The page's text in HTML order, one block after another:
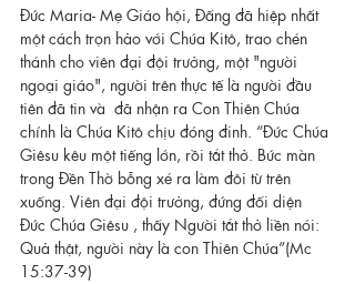
Đức Maria- Mẹ Giáo hội, Đấng đã hiệp nhất
một cách trọn hảo với Chúa Kitô, trao chén
thánh cho viên đại đội trưởng, một "người
ngoại giáo", người trên thực tế là người đầu
tiên đã tin và  đã nhận ra Con Thiên Chúa
chính là Chúa Kitô chịu đóng đinh. “Đức Chúa
Giêsu kêu một tiếng lớn, rồi tắt thở. Bức màn
trong Đền Thờ bỗng xé ra làm đôi từ trên
xuống. Viên đại đội trưởng, đứng đối diện
Đức Chúa Giêsu , thấy Người tắt thở liền nói:
Quả thật, người này là con Thiên Chúa”(Mc
15:37-39)